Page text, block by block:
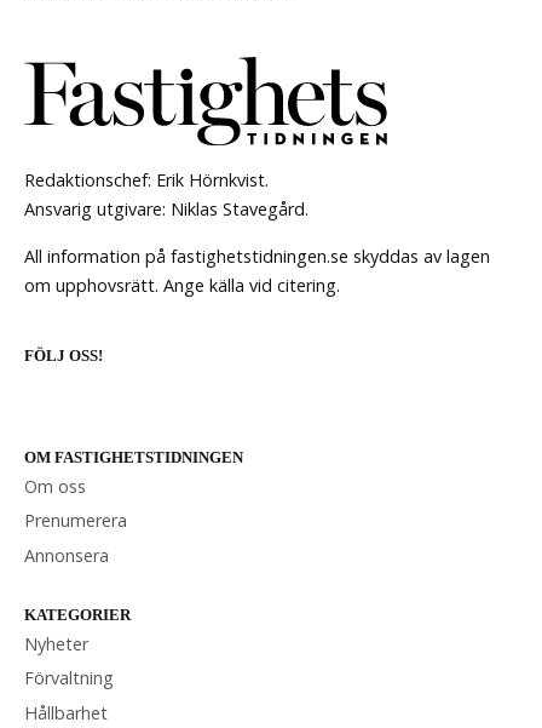
Redaktionschef: Erik Hörnkvist.
Ansvarig utgivare: Niklas Stavegård.
All information på fastighetstidningen.se skyddas av lagen
om upphovsrätt. Ange källa vid citering.
FÖLJ OSS!
OM FASTIGHETSTIDNINGEN
Om oss
Prenumerera
Annonsera
KATEGORIER
Nyheter
Förvaltning
Hållbarhet